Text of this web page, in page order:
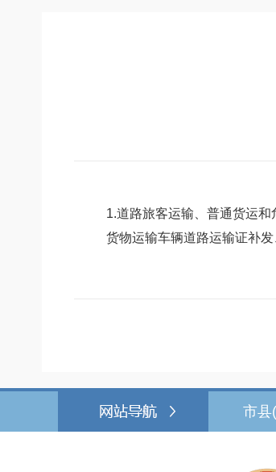
1.道路旅客运输、普通货运
货物运输车辆道路运输证补
市县